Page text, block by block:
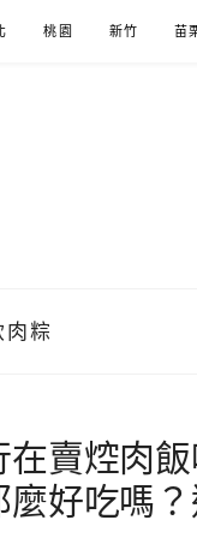
桃園 新竹 苗
粽
賣焢肉
麼好吃嗎